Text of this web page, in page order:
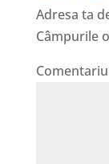
Adresa ta
Câmpurile
Comentariu